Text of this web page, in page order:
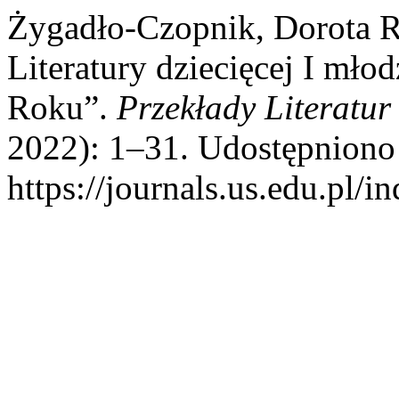
Żygadło-Czopnik, Dorota
Literatury dziecięcej I
Roku”. Przekłady Literatur
2022): 1–31.
https://journals.us.edu.pl/